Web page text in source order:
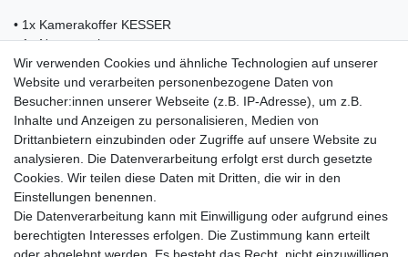
• 1x Kamerakoffer KESSER
• 1x Noppenschaum
• 1x Vorgestanzter Würfelschaum
• 2x Bodenschaum
• 1x Bedienungsanleitung
Einkaufen
Zahlungsarten
Versandarten & -kosten
Warenkorb
Wir verwenden Cookies und ähnliche Technologien auf unserer
Website und verarbeiten personenbezogene Daten von
Besucher:innen unserer Webseite (z.B. IP-Adresse), um z.B.
Inhalte und Anzeigen zu personalisieren, Medien von
Drittanbietern einzubinden oder Zugriffe auf unsere Website zu
analysieren. Die Datenverarbeitung erfolgt erst durch gesetzte
Cookies. Wir teilen diese Daten mit Dritten, die wir in den
Einstellungen benennen.
Die Datenverarbeitung kann mit Einwilligung oder aufgrund eines
berechtigten Interesses erfolgen. Die Zustimmung kann erteilt